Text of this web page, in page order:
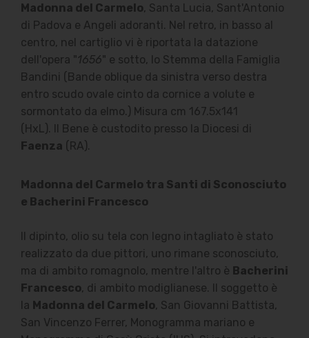
Madonna del Carmelo, Santa Lucia, Sant'Antonio
di Padova e Angeli adoranti. Nel retro, in basso al
centro, nel cartiglio vi è riportata la datazione
dell'opera "1656" e sotto, lo Stemma della Famiglia
Bandini (Bande oblique da sinistra verso destra
entro scudo ovale cinto da cornice a volute e
sormontato da elmo.) Misura cm 167.5x141
(HxL). Il Bene è custodito presso la Diocesi di
Faenza (RA).
Madonna del Carmelo tra Santi di Sconosciuto
e Bacherini Francesco
Il dipinto, olio su tela con legno intagliato è stato
realizzato da due pittori, uno rimane sconosciuto,
ma di ambito romagnolo, mentre l'altro è Bacherini
Francesco, di ambito modiglianese. Il soggetto è
la Madonna del Carmelo, San Giovanni Battista,
San Vincenzo Ferrer, Monogramma mariano e